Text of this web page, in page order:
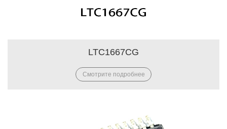
LTC1667CG
Смотрите подробнее